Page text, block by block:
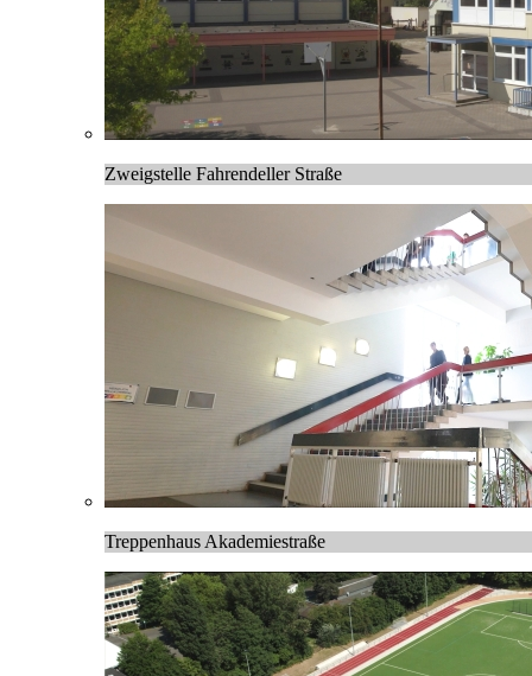
Zweigstelle Fahrendeller Straße
Treppenhaus Akademiestraße